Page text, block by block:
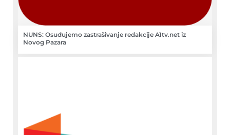
NUNS: Osuđujemo zastrašivanje redakcije A1tv.net iz
Novog Pazara